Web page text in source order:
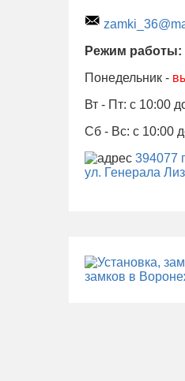
Режим работы:
Понедельник -
Вт - Пт: с 10:00
Сб - Вс: с 10:00
394077
ул. Генерала